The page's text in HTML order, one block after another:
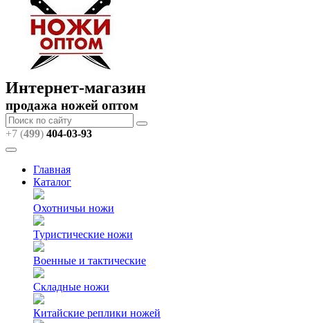
Интернет-магазин
продажа ножей оптом
+7 (499) 404-03-93
Главная
Каталог
Охотничьи ножи
Туристические ножи
Военные и тактические
Складные ножи
Китайские реплики ножей